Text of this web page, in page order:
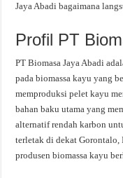
Jaya Abadi bagaimana
Profil PT
PT Biomasa Jaya Abadi
pada biomassa kayu yang
memproduksi pelet kayu
bahan baku utama yang
alternatif rendah karbon
terletak di dekat Gorontalo,
produsen biomassa kayu